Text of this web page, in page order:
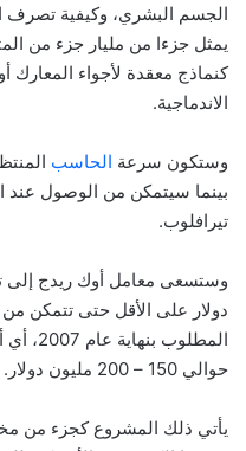
الجسم البشري، وكيفية تصرف
يمثل جزءا من مليار جزء من
كنماذج معقدة لأجواء المعارك
الاندماجية.
وستكون سرعة الحاسب
تيرافلوب.
دولار على الأقل حتى تتمكن
حوالي 150 – 200 مليون دولار.